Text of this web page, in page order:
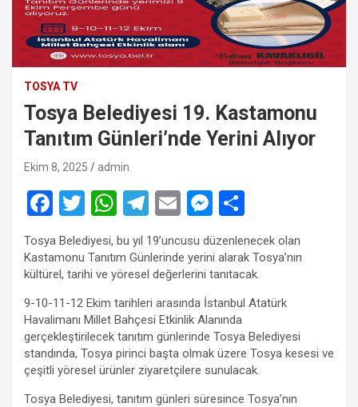
TOSYA TV
Tosya Belediyesi 19. Kastamonu
Tanıtım Günleri’nde Yerini Alıyor
Ekim 8, 2025 admin
F
a
ce
b
o
o
k
T
wi
tt
er
W
h
at
s
A
p
p
T
el
e
gr
a
m
E
ail
M
es
se
n
g
er
ar
e
Tosya Belediyesi, bu yıl 19’uncusu düzenlenecek olan
Kastamonu Tanıtım Günlerinde yerini alarak Tosya’nın
kültürel, tarihi ve yöresel değerlerini tanıtacak.
9-10-11-12 Ekim tarihleri arasında İstanbul Atatürk
Havalimanı Millet Bahçesi Etkinlik Alanında
gerçekleştirilecek tanıtım günlerinde Tosya Belediyesi
standında, Tosya pirinci başta olmak üzere Tosya kesesi ve
çeşitli yöresel ürünler ziyaretçilere sunulacak.
Tosya Belediyesi, tanıtım günleri süresince Tosya’nın